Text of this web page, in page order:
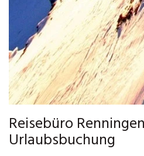
Reisebüro
Urlaubsbuchung